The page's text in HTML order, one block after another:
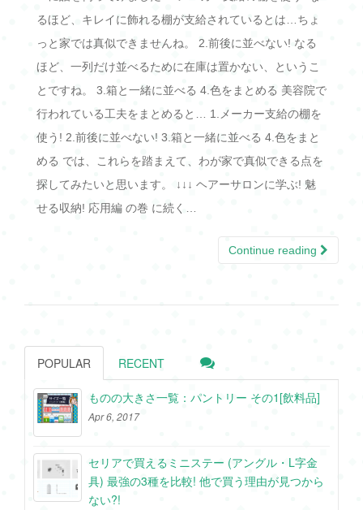
るほど、キレイに飾れる棚が支給されているとは…ちょ
っと家では真似できませんね。 2.前後に並べない! なる
ほど、一列だけ並べるために在庫は置かない、というこ
とですね。 3.箱と一緒に並べる 4.色をまとめる 美容院で
行われている工夫をまとめると… 1.メーカー支給の棚を
使う! 2.前後に並べない! 3.箱と一緒に並べる 4.色をまと
める では、これらを踏まえて、わが家で真似できる点を
探してみたいと思います。 ↓↓↓ ヘアーサロンに学ぶ! 魅
せる収納! 応用編 の巻 に続く…
Continue reading
POPULAR RECENT
ものの大きさ一覧：パントリー その1[飲料品]
Apr 6, 2017
セリアで買えるミニステー (アングル・L字金
具) 最強の3種を比較! 他で買う理由が見つから
ない?!